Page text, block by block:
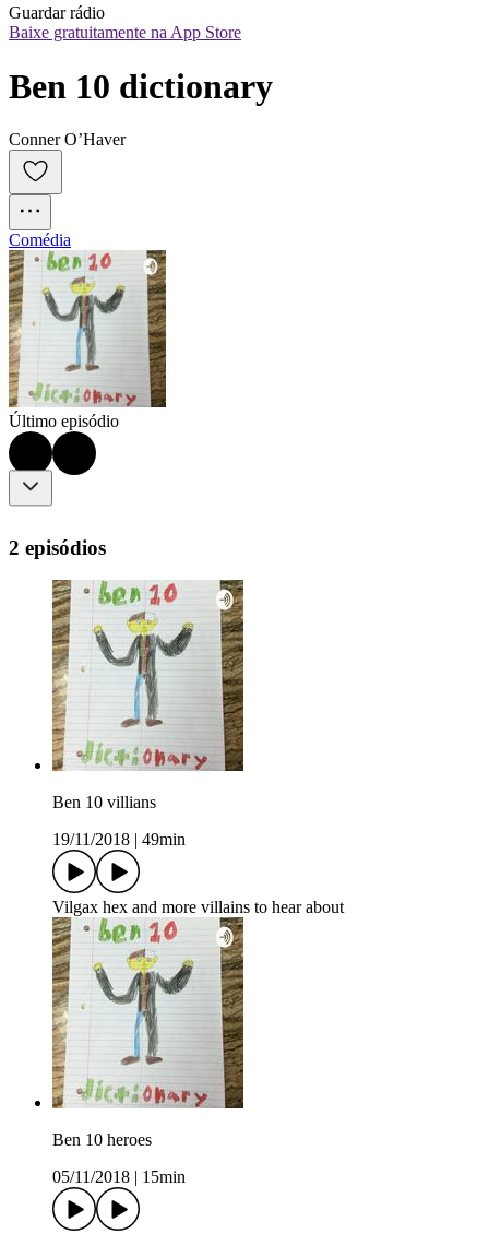
Guardar rádio
Baixe gratuitamente na App Store
Ben 10 dictionary
Conner O’Haver
Comédia
Último episódio
2 episódios
Ben 10 villians
19/11/2018
49min
Vilgax hex and more villains to hear about
Ben 10 heroes
05/11/2018
15min